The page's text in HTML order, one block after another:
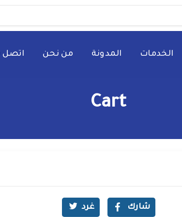
الخدمات المدونة من نحن اتصل
Cart
شارك غرد